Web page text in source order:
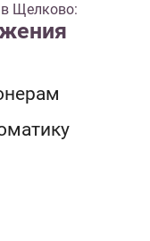
Щелково: